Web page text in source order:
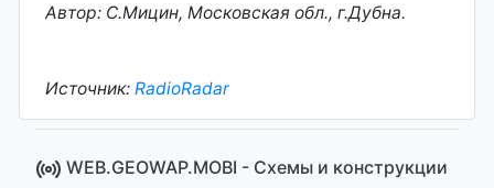
Автор: С.Мицин, Московская обл., г.Дубна.
Источник: RadioRadar
WEB.GEOWAP.MOBI - Cхемы и конструкции